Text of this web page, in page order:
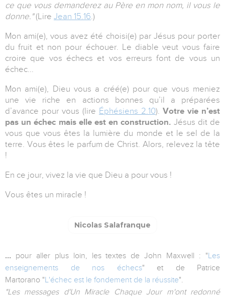
ce que vous demanderez au Père en mon nom, il vous le
donne."(Lire Jean 15.16.)
Mon ami(e), vous avez été choisi(e) par Jésus pour porter
du fruit et non pour échouer. Le diable veut vous faire
croire que vos échecs et vos erreurs font de vous un
échec...
Mon ami(e), Dieu vous a créé(e) pour que vous meniez
une vie riche en actions bonnes qu’il a préparées
d’avance pour vous (lire Éphésiens 2.10). Votre vie n’est
pas un échec mais elle est en construction. Jésus dit de
vous que vous êtes la lumière du monde et le sel de la
terre. Vous êtes le parfum de Christ. Alors, relevez la tête
!
En ce jour, vivez la vie que Dieu a pour vous !
Vous êtes un miracle !
Nicolas Salafranque
… pour aller plus loin, les textes de John Maxwell : "Les
enseignements de nos échecs" et de Patrice
Martorano "L'échec est le fondement de la réussite".
"Les messages d'Un Miracle Chaque Jour m'ont redonné